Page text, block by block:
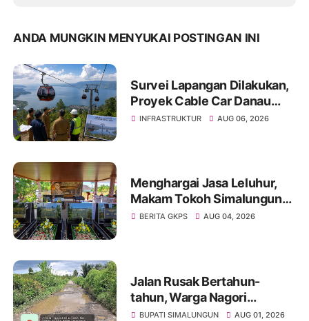
ANDA MUNGKIN MENYUKAI POSTINGAN INI
Survei Lapangan Dilakukan,
Proyek Cable Car Danau
Toba Masih Terkendala
INFRASTRUKTUR AUG 06, 2026
Menghargai Jasa Leluhur,
Makam Tokoh Simalungun
dr. Djasamen Saragih Resmi
BERITA GKPS AUG 04, 2026
Jalan Rusak Bertahun-
tahun, Warga Nagori
Sibangun Mariah Bergotong
BUPATI SIMALUNGUN AUG 01, 2026